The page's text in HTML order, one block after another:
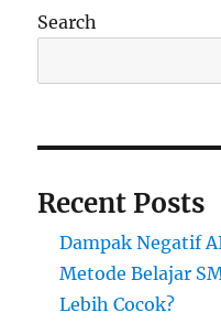
Search
Recent Posts
Dampak Negatif
Metode Belajar
Lebih Cocok?